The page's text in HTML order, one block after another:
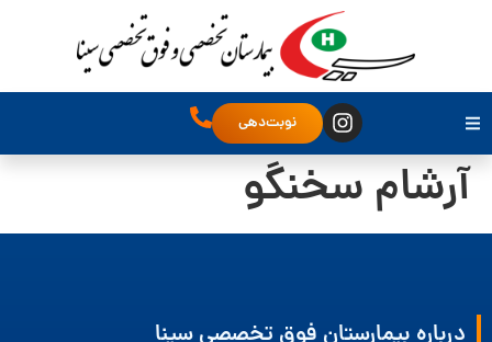
نوبت‌دهی
آرشام سخنگو